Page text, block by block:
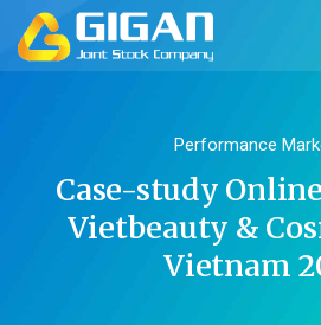
Performance
Case-study
Vietbeauty &
Vietnam